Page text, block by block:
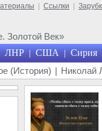
Ссылки
Золотой Век»
ЛНР | США | Сирия
(История) | Николай